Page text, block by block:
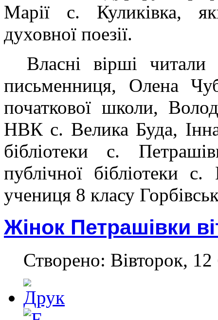
Марії с. Куликівка,
духовної поезії.
Власні вірші читали
письменниця, Олена
початкової школи,
НВК с. Велика Буда, Інна
бібліотеки с.
публічної бібліотеки
учениця 8 класу
Жінок Петрашівки
Створено: Вівторок,